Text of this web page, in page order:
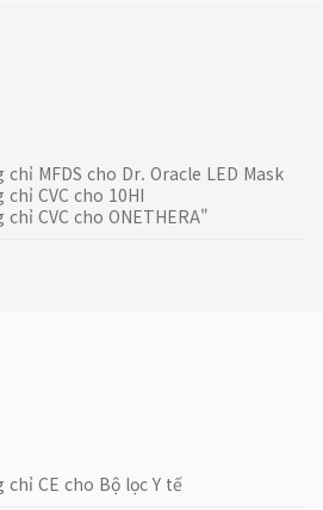
MFDS cho Dr. Oracle LED Mask
CVC cho 10HI
CVC cho ONETHERA"
chỉ CE cho Bộ lọc Y tế